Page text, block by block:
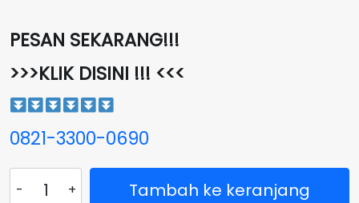
PESAN SEKARANG!!!
>>>KLIK DISINI !!! <<<
0821-3300-0690
Laptop
Tambah ke keranjang